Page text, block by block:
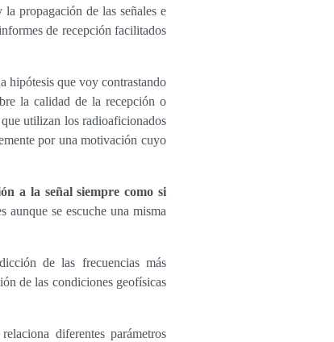
propagación de las señales e
de recepción facilitados
hipótesis que voy contrastando
la calidad de la recepción o
utilizan los radioaficionados
por una motivación cuyo
a la señal siempre como si
se escuche una misma
de las frecuencias más
de las condiciones geofísicas
diferentes parámetros